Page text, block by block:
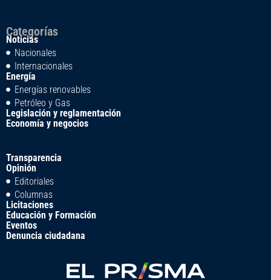
Categorías
Noticias
Nacionales
Internacionales
Energía
Energías renovables
Petróleo y Gas
Legislación y reglamentación
Economía y negocios
Transparencia
Opinión
Editoriales
Columnas
Licitaciones
Educación y Formación
Eventos
Denuncia ciudadana